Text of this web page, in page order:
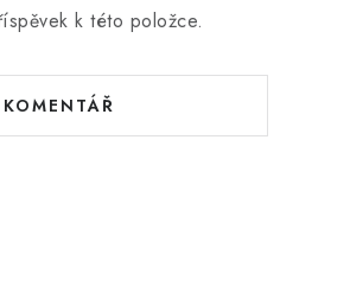
k této položce.